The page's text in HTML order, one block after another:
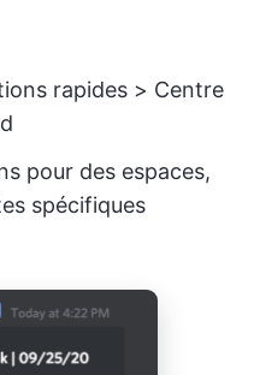
rapides > Centre
pour des espaces,
spécifiques